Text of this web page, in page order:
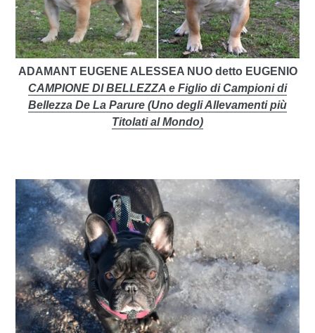
ADAMANT EUGENE ALESSEA NUO detto EUGENIO
CAMPIONE DI BELLEZZA e Figlio di Campioni di
Bellezza De La Parure (Uno degli Allevamenti più
Titolati al Mondo)